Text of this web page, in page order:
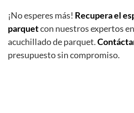
¡No esperes más! Recupera el
parquetcon nuestros expertos
acuchillado de parquet.
presupuesto sin compromiso.